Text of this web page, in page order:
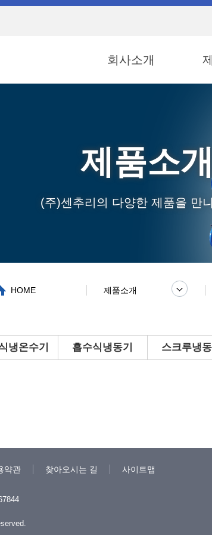
회사소개
제품소개
(주)센추리의 다양한 제품을 만
HOME 제품소개
냉온수기 흡수식냉동기 스크루냉동
약관 찾아오시는 길 사이트맵